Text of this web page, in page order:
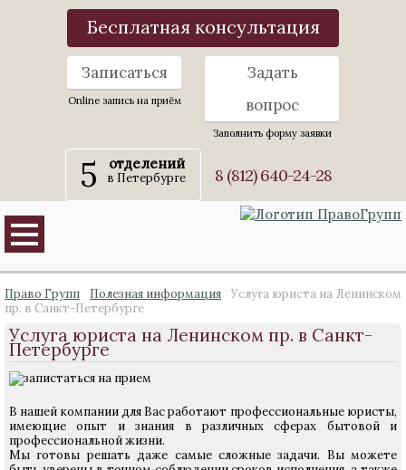
Бесплатная консультация
Записаться
Online запись на приём
Задать
вопрос
Заполнить форму заявки
5 отделений
в Петербурге 8 (812) 640-24-28
Право Групп Полезная информация
Услуга юриста на Ленинском
пр. в Санкт-Петербурге
Услуга юриста на Ленинском пр. в Санкт-
Петербурге
В нашей компании для Вас работают профессиональные юристы,
имеющие опыт и знания в различных сферах бытовой и
профессиональной жизни.
Мы готовы решать даже самые сложные задачи. Вы можете